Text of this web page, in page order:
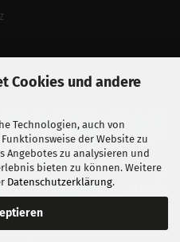
Cookies und andere
Technologien, auch von
der Website zu
Angebotes zu analysieren und
bieten zu können. Weitere
Datenschutzerklärung.